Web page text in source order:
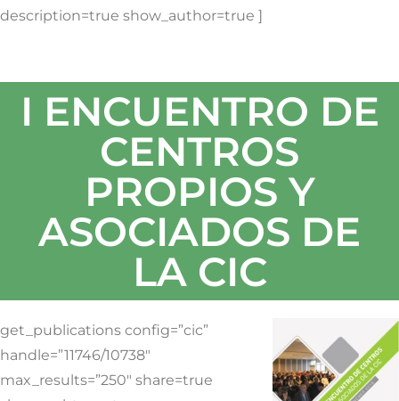
description=true show_author=true ]
I ENCUENTRO DE
CENTROS
PROPIOS Y
ASOCIADOS DE
LA CIC
get_publications config=”cic”
handle=”11746/10738″
max_results=”250″ share=true